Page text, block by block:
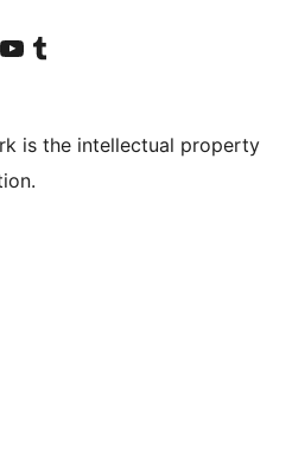
Instagram
do LinkedIn
conta do TikTok
Acessar nosso canal do YouTube
Acessar nossa conta no Tumblr
is the intellectual property